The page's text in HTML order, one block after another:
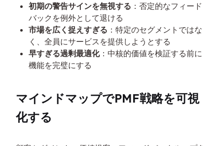
初期の警告サインを無視する ：否定的なフィード
バックを例外として退ける
市場を広く捉えすぎる ：特定のセグメントではな
く、全員にサービスを提供しようとする
早すぎる過剰最適化：中核的価値を検証する前に
機能を完璧にする
マインドマップでPMF戦略を可視
化する